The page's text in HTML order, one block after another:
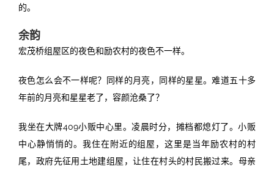
的。
余韵
宏茂桥组屋区的夜色和励农村的夜色不一样。
夜色怎么会不一样呢？同样的月亮，同样的星星。难道五十多
年前的月亮和星星老了，容颜沧桑了？
我坐在大牌409小贩中心里。凌晨时分，摊档都熄灯了。小贩
中心静悄悄的。我住在附近的组屋，这里是当年励农村的村
尾，政府先征用土地建组屋，让住在村头的村民搬过来。母亲